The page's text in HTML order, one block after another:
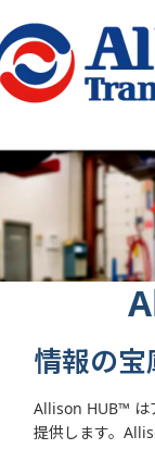
Go Home
情報の宝
Allison HUB™ は
提供します。